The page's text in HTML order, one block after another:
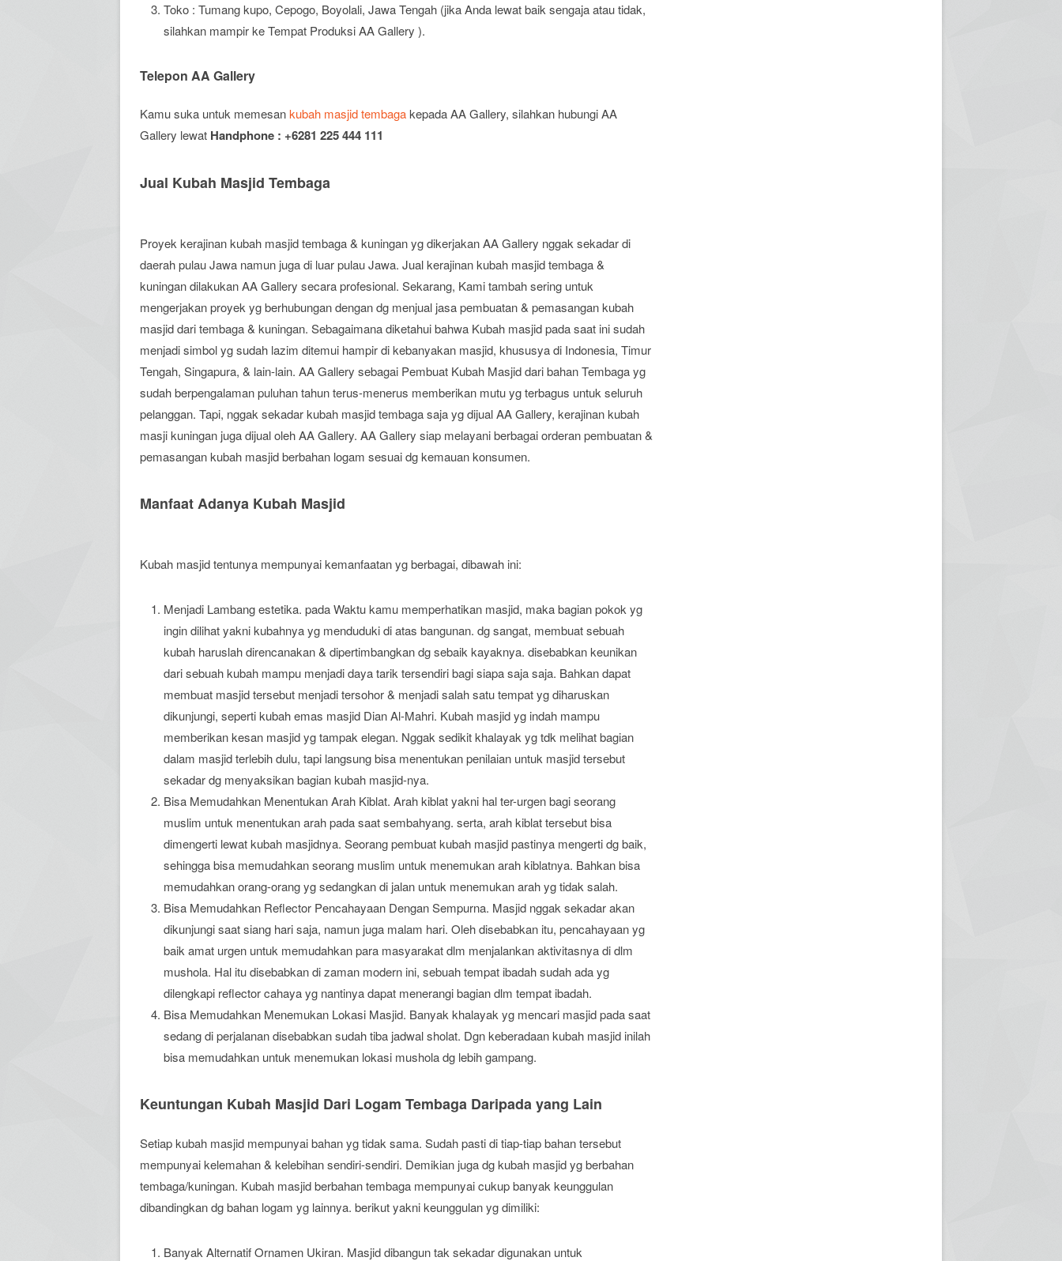
Toko : Tumang kupo, Cepogo, Boyolali, Jawa Tengah (jika Anda lewat baik sengaja atau tidak,
silahkan mampir ke Tempat Produksi AA Gallery ).
Telepon AA Gallery
Kamu suka untuk memesankubah masjid tembagakepada AA Gallery, silahkan hubungi AA
Gallery lewat Handphone : +6281 225 444 111
Jual Kubah Masjid Tembaga
Proyek kerajinan kubah masjid tembaga & kuningan yg dikerjakan AA Gallery nggak sekadar di
daerah pulau Jawa namun juga di luar pulau Jawa. Jual kerajinan kubah masjid tembaga &
kuningan dilakukan AA Gallery secara profesional. Sekarang, Kami tambah sering untuk
mengerjakan proyek yg berhubungan dengan dg menjual jasa pembuatan & pemasangan kubah
masjid dari tembaga & kuningan. Sebagaimana diketahui bahwa Kubah masjid pada saat ini sudah
menjadi simbol yg sudah lazim ditemui hampir di kebanyakan masjid, khususya di Indonesia, Timur
Tengah, Singapura, & lain-lain. AA Gallery sebagai Pembuat Kubah Masjid dari bahan Tembaga yg
sudah berpengalaman puluhan tahun terus-menerus memberikan mutu yg terbagus untuk seluruh
pelanggan. Tapi, nggak sekadar kubah masjid tembaga saja yg dijual AA Gallery, kerajinan kubah
masji kuningan juga dijual oleh AA Gallery. AA Gallery siap melayani berbagai orderan pembuatan &
pemasangan kubah masjid berbahan logam sesuai dg kemauan konsumen.
Manfaat Adanya Kubah Masjid
Kubah masjid tentunya mempunyai kemanfaatan yg berbagai, dibawah ini:
Menjadi Lambang estetika. pada Waktu kamu memperhatikan masjid, maka bagian pokok yg
ingin dilihat yakni kubahnya yg menduduki di atas bangunan. dg sangat, membuat sebuah
kubah haruslah direncanakan & dipertimbangkan dg sebaik kayaknya. disebabkan keunikan
dari sebuah kubah mampu menjadi daya tarik tersendiri bagi siapa saja saja. Bahkan dapat
membuat masjid tersebut menjadi tersohor & menjadi salah satu tempat yg diharuskan
dikunjungi, seperti kubah emas masjid Dian Al-Mahri. Kubah masjid yg indah mampu
memberikan kesan masjid yg tampak elegan. Nggak sedikit khalayak yg tdk melihat bagian
dalam masjid terlebih dulu, tapi langsung bisa menentukan penilaian untuk masjid tersebut
sekadar dg menyaksikan bagian kubah masjid-nya.
Bisa Memudahkan Menentukan Arah Kiblat. Arah kiblat yakni hal ter-urgen bagi seorang
muslim untuk menentukan arah pada saat sembahyang. serta, arah kiblat tersebut bisa
dimengerti lewat kubah masjidnya. Seorang pembuat kubah masjid pastinya mengerti dg baik,
sehingga bisa memudahkan seorang muslim untuk menemukan arah kiblatnya. Bahkan bisa
memudahkan orang-orang yg sedangkan di jalan untuk menemukan arah yg tidak salah.
Bisa Memudahkan Reflector Pencahayaan Dengan Sempurna. Masjid nggak sekadar akan
dikunjungi saat siang hari saja, namun juga malam hari. Oleh disebabkan itu, pencahayaan yg
baik amat urgen untuk memudahkan para masyarakat dlm menjalankan aktivitasnya di dlm
mushola. Hal itu disebabkan di zaman modern ini, sebuah tempat ibadah sudah ada yg
dilengkapi reflector cahaya yg nantinya dapat menerangi bagian dlm tempat ibadah.
Bisa Memudahkan Menemukan Lokasi Masjid. Banyak khalayak yg mencari masjid pada saat
sedang di perjalanan disebabkan sudah tiba jadwal sholat. Dgn keberadaan kubah masjid inilah
bisa memudahkan untuk menemukan lokasi mushola dg lebih gampang.
Keuntungan Kubah Masjid Dari Logam Tembaga Daripada yang Lain
Setiap kubah masjid mempunyai bahan yg tidak sama. Sudah pasti di tiap-tiap bahan tersebut
mempunyai kelemahan & kelebihan sendiri-sendiri. Demikian juga dg kubah masjid yg berbahan
tembaga/kuningan. Kubah masjid berbahan tembaga mempunyai cukup banyak keunggulan
dibandingkan dg bahan logam yg lainnya. berikut yakni keunggulan yg dimiliki:
Banyak Alternatif Ornamen Ukiran. Masjid dibangun tak sekadar digunakan untuk